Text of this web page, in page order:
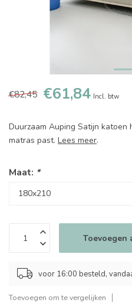
€82,45 €61,84 Incl. btw
Duurzaam Auping Satijn
matras past. Lees meer.
Maat: *
Toevoegen
voor 16:00 besteld,
Toevoegen om te vergelijken